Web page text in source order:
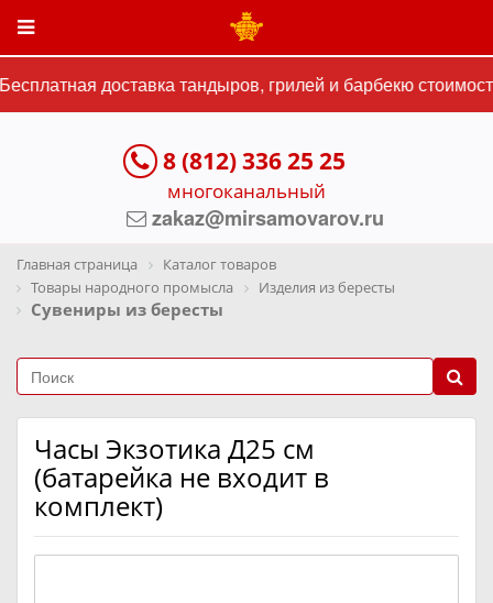
доставка тандыров, грилей и барбекю
8 (812) 336 25 25
многоканальный
zakaz@mirsamovarov.ru
Главная страница
Каталог товаров
Товары народного промысла
Изделия из бересты
Сувениры из бересты
Часы Экзотика Д25 см
(батарейка не входит в
комплект)